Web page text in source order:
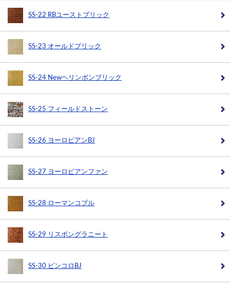
SS-22 RBユーストブリック
SS-23 オールドブリック
SS-24 Newヘリンボンブリック
SS-25 フィールドストーン
SS-26 ヨーロピアンBJ
SS-27 ヨーロピアンファン
SS-28 ローマンコブル
SS-29 リスボングラニート
SS-30 ピンコロBJ